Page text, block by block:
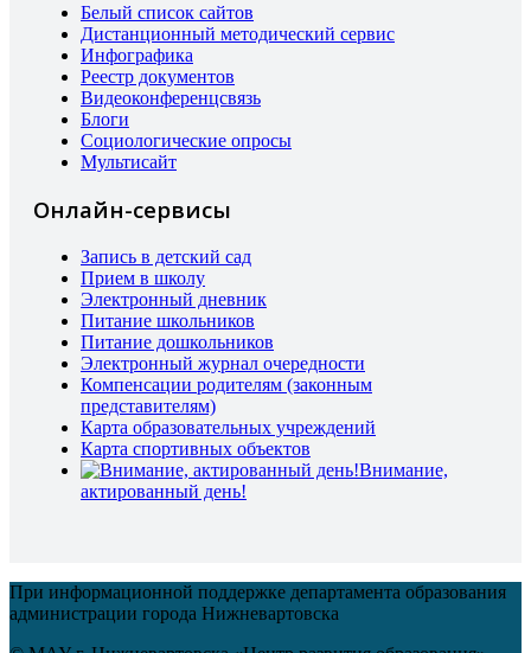
Белый список сайтов
Дистанционный методический сервис
Инфографика
Реестр документов
Видеоконференцсвязь
Блоги
Социологические опросы
Мультисайт
Онлайн-сервисы
Запись в детский сад
Прием в школу
Электронный дневник
Питание школьников
Питание дошкольников
Электронный журнал очередности
Компенсации родителям (законным
представителям)
Карта образовательных учреждений
Карта спортивных объектов
Внимание,
актированный день!
При информационной поддержке департамента образования
администрации города Нижневартовска